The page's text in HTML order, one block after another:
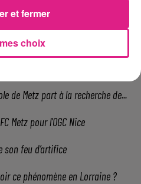
de Metz part à la recherche de...
Metz pour l'OGC Nice
son feu d’artifice
ce phénomène en Lorraine ?
choix
et fermer